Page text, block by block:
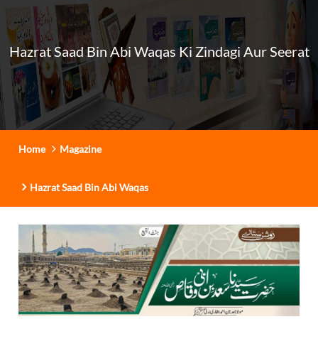
Hazrat Saad Bin Abi Waqas Ki Zindagi Aur Seerat
Home Magazine
Hazrat Saad Bin Abi Waqas